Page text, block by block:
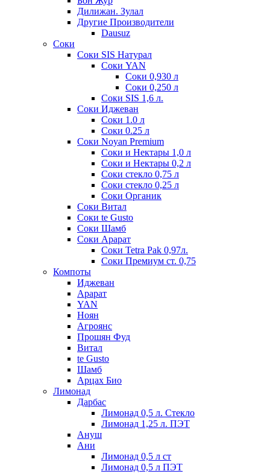
Дилижан. Зулал
Другие Производители
Dausuz
Соки
Соки SIS Натурал
Соки YAN
Соки 0,930 л
Соки 0,250 л
Соки SIS 1,6 л.
Соки Иджеван
Соки 1.0 л
Соки 0.25 л
Соки Noyan Premium
Соки и Нектары 1,0 л
Соки и Нектары 0,2 л
Соки стекло 0,75 л
Соки стекло 0,25 л
Соки Органик
Соки Витал
Соки te Gusto
Соки Шамб
Соки Арарат
Соки Tetra Pak 0,97л.
Соки Премиум ст. 0,75
Компоты
Иджеван
Арарат
YAN
Ноян
Агроянс
Прошян Фуд
Витал
te Gusto
Шамб
Арцах Био
Лимонад
Дарбас
Лимонад 0,5 л. Стекло
Лимонад 1,25 л. ПЭТ
Ануш
Ани
Лимонад 0,5 л ст
Лимонад 0,5 л ПЭТ